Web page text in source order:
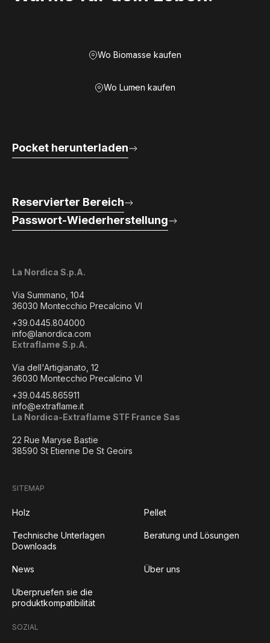
Wo Biomasse kaufen
Wo Lumen kaufen
La Nordica S.p.A.
Via Summano, 104
36030 Montecchio Precalcino VI
+39.0445.804000
info@lanordica.com
Extraflame S.p.A.
Via dell'Artigianato, 12
36030 Montecchio Precalcino VI
+39.0445.865911
info@extraflame.it
La Nordica-Extraflame STF France Sas
22 Rue Maryse Bastie
38590 St Etienne De St Geoirs
Pocket herunterladen
Reservierter Bereich
Passwort-Wiederherstellung
SITEMAP
Holz Pellet
Technische Unterlagen
Downloads
Beratung und Lösungen
News Über uns
Uberpruefen sie die
produktkompatibilität
SOZIAL